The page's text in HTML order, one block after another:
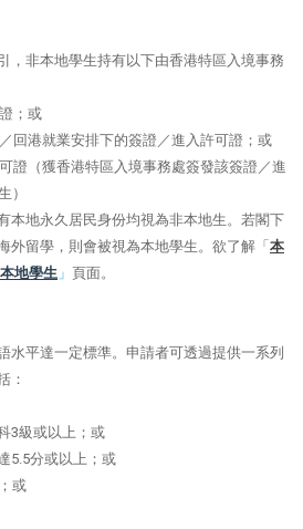
，非本地學生持有以下由香港特區入境事務
；或
回港就業安排下的簽證／進入許可證；或
證（獲香港特區入境事務處簽發該簽證／進
）
本地永久居民身份均視為非本地生。若閣下
外留學，則會被視為本地學生。欲了解「 本
本地學生 」 頁面。
水平達一定標準。申請者可透過提供一系列
：
3級或以上；或
5.5分或以上；或
或